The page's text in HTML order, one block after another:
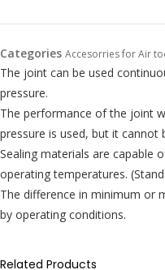
Categories Accesorries for Air
The joint can be used
pressure.
The performance of the joint
pressure is used, but it cannot
Sealing materials are capable
operating temperatures.
The difference in minimum or
by operating conditions.
Related Products